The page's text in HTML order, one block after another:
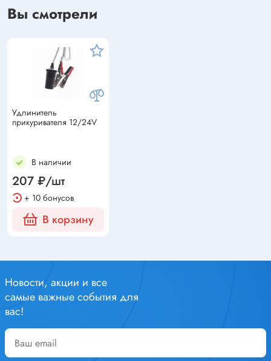
Вы смотрели
Удлинитель
прикуривателя 12/24V
В наличии
207 ₽/шт
+ 10 бонусов
В корзину
Новости, акции и все
самые важные события для
вас!